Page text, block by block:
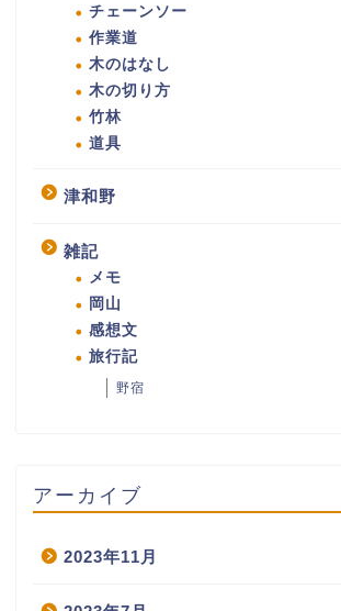
チェーンソー
作業道
木のはなし
木の切り方
竹林
道具
津和野
雑記
メモ
岡山
感想文
旅行記
野宿
アーカイブ
2023年11月